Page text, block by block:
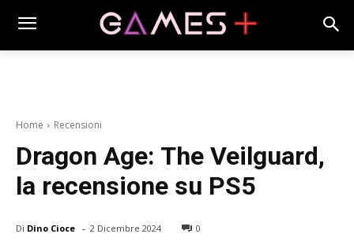
Home Recensioni
Dragon Age: The Veilguard,
la recensione su PS5
Di Dino Cioce - 2 Dicembre 2024 0